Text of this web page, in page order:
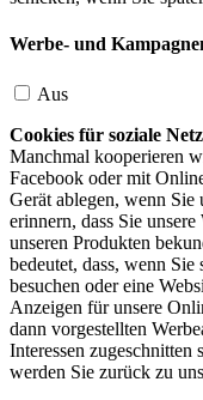
Werbe- und
Aus
Cookies für soziale
Manchmal kooperieren
Facebook oder mit
Gerät ablegen, wenn Sie
erinnern, dass Sie
unseren Produkten
bedeutet, dass, wenn Sie
besuchen oder eine
Anzeigen für unsere
dann vorgestellten
Interessen
werden Sie zurück zu